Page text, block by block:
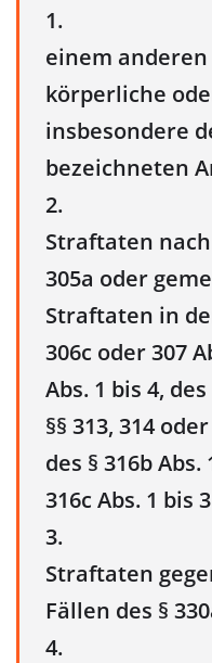
1.
einem
körperliche
insbesondere
bezeichneten
2.
Straftaten nach
305a oder
Straftaten in
306c oder 307
Abs. 1 bis 4,
§§ 313, 314
des § 316b
316c Abs. 1 bis
3.
Straftaten
Fällen des §
4.